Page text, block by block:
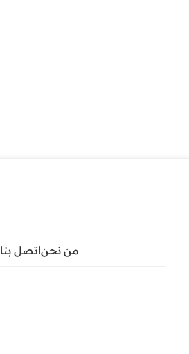
من نحناتصل بنا